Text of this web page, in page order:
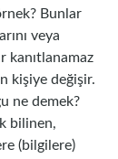
Bunlar
veya
kanıtlanamaz
kişiye değişir.
ne demek?
bilinen,
(bilgilere)